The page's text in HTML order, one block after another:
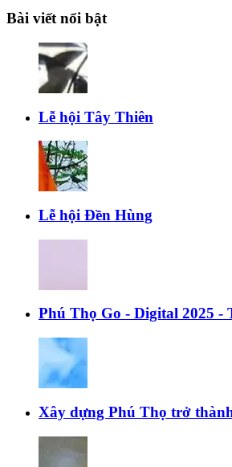
Bài viết nổi bật
Lễ hội Tây Thiên
Lễ hội Đền Hùng
Phú Thọ Go - Digital 2025
Xây dựng Phú Thọ trở